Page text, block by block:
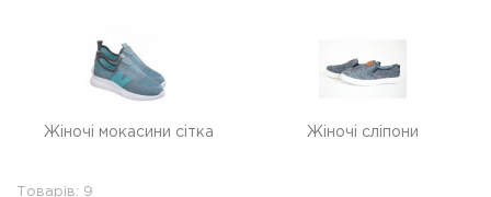
Жіночі мокасини сітка Жіночі сліпони
Товарів: 9